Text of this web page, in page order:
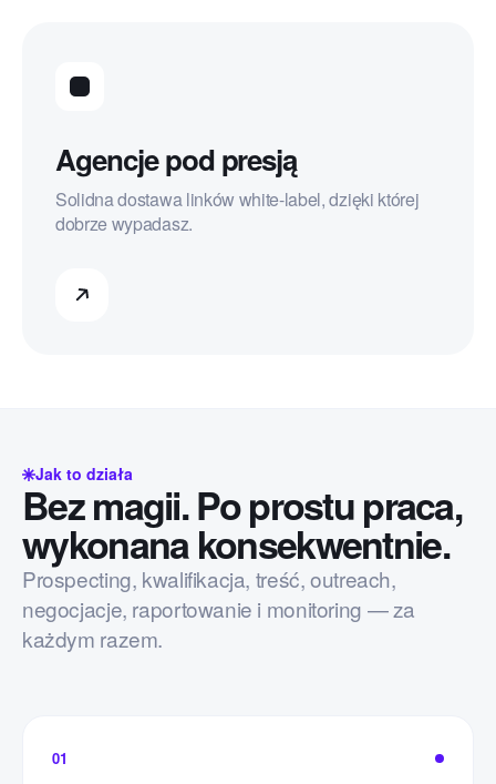
Agencje pod presją
Solidna dostawa linków white-label, dzięki której
dobrze wypadasz.
Jak to działa
Bez magii. Po prostu praca,
wykonana konsekwentnie.
Prospecting, kwalifikacja, treść, outreach,
negocjacje, raportowanie i monitoring — za
każdym razem.
01